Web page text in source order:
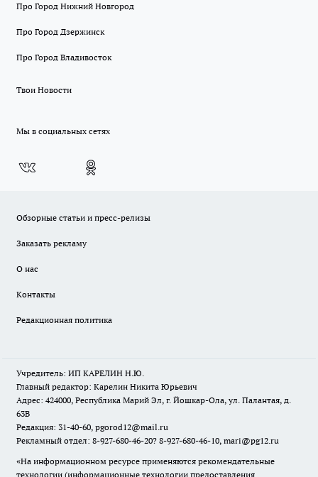
Про Город Нижний Новгород
Про Город Дзержинск
Про Город Владивосток
Твои Новости
Мы в социальных сетях
Обзорные статьи и пресс-релизы
Заказать рекламу
О нас
Контакты
Редакционная политика
Учредитель: ИП КАРЕЛИН Н.Ю.
Главный редактор: Карелин Никита Юрьевич
Адрес: 424000, Республика Марий Эл, г. Йошкар-Ола, ул. Палантая, д.
63В
Редакция: 31-40-60, pgorod12@mail.ru
Рекламный отдел: 8-927-680-46-20? 8-927-680-46-10, mari@pg12.ru
«На информационном ресурсе применяются рекомендательные
технологии (информационные технологии предоставления